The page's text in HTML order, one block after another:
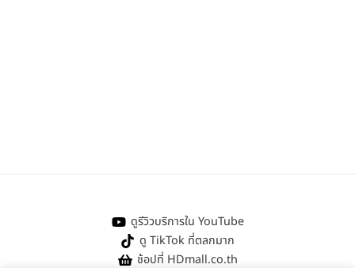
ดูรีวิวบริการใน YouTube
ดู TikTok ที่ตลกมาก
ช้อปที่ HDmall.co.th